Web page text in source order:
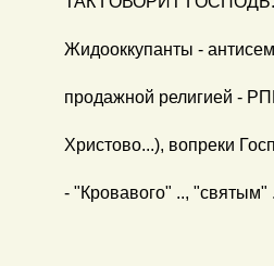
Жидооккупанты -
продажной религией -
Христово...), вопреки
- "Кровавого" .., "святым"